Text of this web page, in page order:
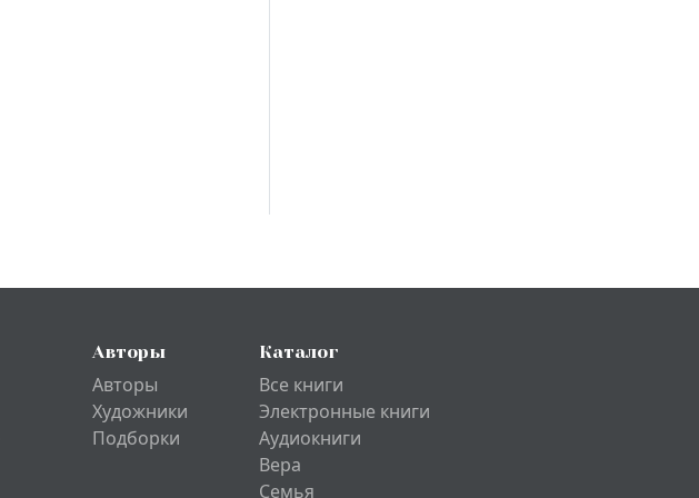
Авторы
Авторы
Художники
Подборки
Каталог
Все книги
Электронные книги
Аудиокниги
Вера
Семья